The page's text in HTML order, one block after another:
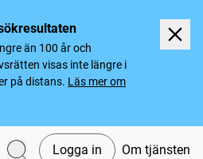
än 100 år och
visas inte längre i
på distans. Läs mer om
Logga in Om tjänsten